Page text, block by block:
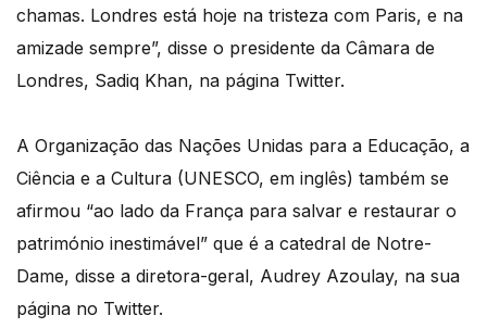
chamas. Londres está hoje na tristeza com Paris, e na
amizade sempre”, disse o presidente da Câmara de
Londres, Sadiq Khan, na página Twitter.
A Organização das Nações Unidas para a Educação, a
Ciência e a Cultura (UNESCO, em inglês) também se
afirmou “ao lado da França para salvar e restaurar o
património inestimável” que é a catedral de Notre-
Dame, disse a diretora-geral, Audrey Azoulay, na sua
página no Twitter.